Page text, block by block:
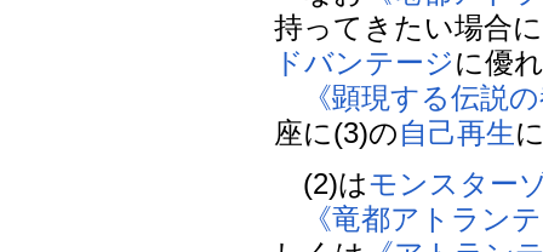
持ってきたい場合
ドバンテージに優
《顕現する伝説
座に(3)の自己再生
(2)はモンスター
《竜都アトラン